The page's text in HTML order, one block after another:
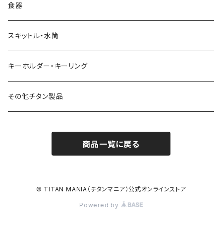
食器
スキットル・水筒
キーホルダー・キーリング
その他チタン製品
商品一覧に戻る
© TITAN MANIA（チタンマニア）公式オンラインストア
Powered by